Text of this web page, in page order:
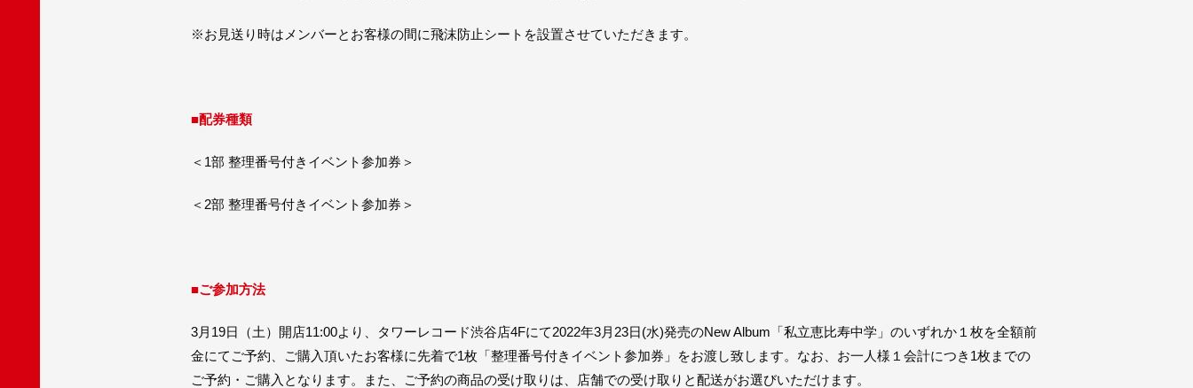
※お見送り時はメンバーとお客様の間に飛沫防止シートを設置させていただきます。
■配券種類
＜1部 整理番号付きイベント参加券＞
＜2部 整理番号付きイベント参加券＞
■ご参加方法
3月19日（土）開店11:00より、タワーレコード渋谷店4Fにて2022年3月23日(水)発売のNew Album「私立恵比寿中学」のいずれか１枚を全額前
金にてご予約、ご購入頂いたお客様に先着で1枚「整理番号付きイベント参加券」をお渡し致します。なお、お一人様１会計につき1枚までの
ご予約・ご購入となります。また、ご予約の商品の受け取りは、店舗での受け取りと配送がお選びいただけます。